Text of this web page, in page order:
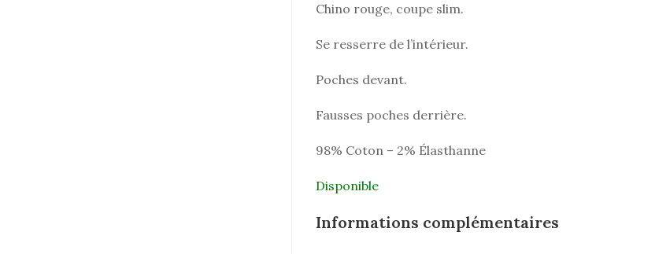
Chino rouge, coupe slim.
Se resserre de l’intérieur.
Poches devant.
Fausses poches derrière.
98% Coton – 2% Élasthanne
Disponible
Informations complémentaires